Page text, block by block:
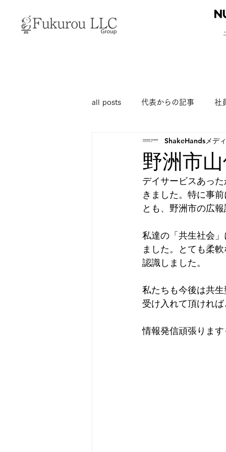
all posts 代表からの記事 社
野洲市
ShakeHandsメデ
デイサービスあっ
きました。特に事
とも、野洲市の広
私達の「共生社会
ました。とても柔
認識しました。
私たちも今後は共
受け入れて頂ければ
情報発信頑張ります